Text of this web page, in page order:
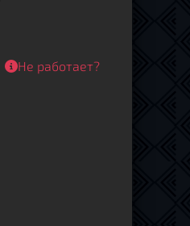
Не работает?